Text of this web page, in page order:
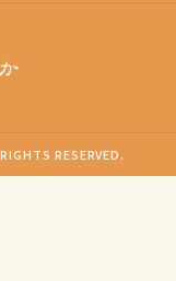
RESERVED.